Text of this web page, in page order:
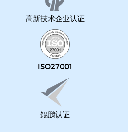
高新技术企业认证
ISO27001
鲲鹏认证